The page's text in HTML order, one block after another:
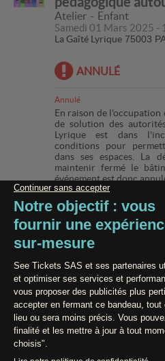
Atelier Enfant
Samedi 01 Mars 2025 -
La Gaîté Lyrique 75003
ANNULÉ
Annulé
En raison de l'occupation
de solution des
Lyrique est dans
conditions pour
dans ses espaces. La
maintenir fermé le
événement est donc
Paiement
Contact /
Conditions générales